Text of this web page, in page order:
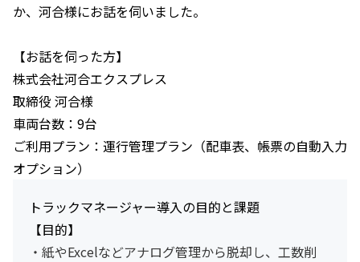
か、河合様にお話を伺いました。
【お話を伺った方】
株式会社河合エクスプレス
取締役 河合様
車両台数：9台
ご利用プラン：運行管理プラン（配車表、帳票の自動入力
オプション）
トラックマネージャー導入の目的と課題
【目的】
・紙やExcelなどアナログ管理から脱却し、工数削